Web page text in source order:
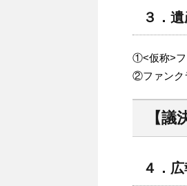
３．
①<仮称>フ
②ファンク
【議
４．